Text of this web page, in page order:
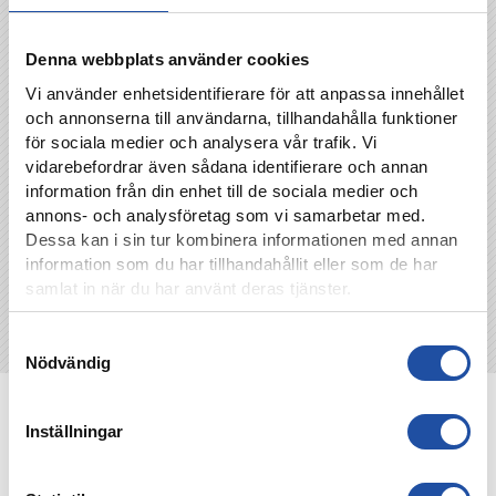
Denna webbplats använder cookies
Vi använder enhetsidentifierare för att anpassa innehållet
och annonserna till användarna, tillhandahålla funktioner
för sociala medier och analysera vår trafik. Vi
vidarebefordrar även sådana identifierare och annan
information från din enhet till de sociala medier och
annons- och analysföretag som vi samarbetar med.
Dessa kan i sin tur kombinera informationen med annan
information som du har tillhandahållit eller som de har
samlat in när du har använt deras tjänster.
Nödvändig
Inställningar
Jimmy Åkesson
TILLBAKA
NYHETER